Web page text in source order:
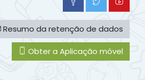
Resumo da retenção de dados
Obter a Aplicação móvel